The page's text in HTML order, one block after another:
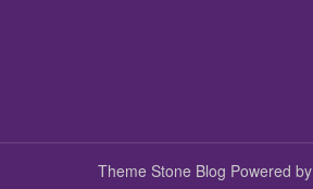
Theme Stone Blog Powered by